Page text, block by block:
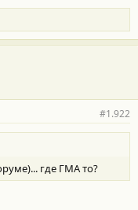
#1.922
где ГМА то?